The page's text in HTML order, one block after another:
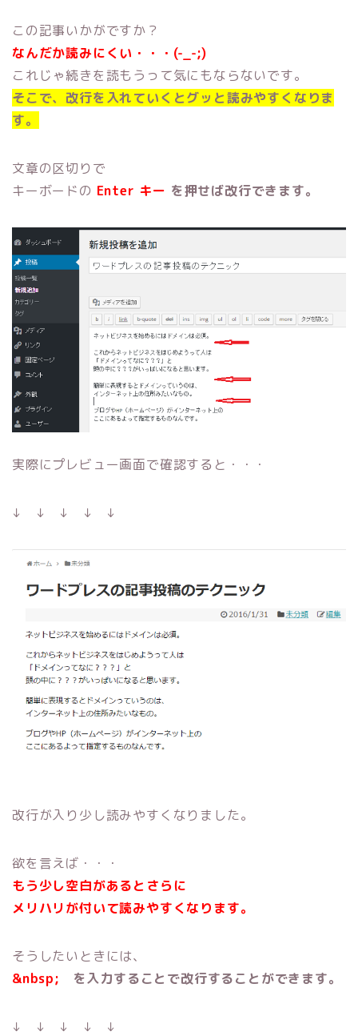
この記事いかがですか？
なんだか読みにくい・・・(-_-;)
これじゃ続きを読もうって気にもならないです。
そこで、改行を入れていくとグッと読みやすくなりま
す。
文章の区切りで
キーボードの Enter キー を押せば改行できます。
実際にプレビュー画面で確認すると・・・
↓ ↓ ↓ ↓ ↓
改行が入り少し読みやすくなりました。
欲を言えば・・・
もう少し空白があるとさらに
メリハリが付いて読みやすくなります。
そうしたいときには、
&nbsp; を入力することで改行することができます。
↓ ↓ ↓ ↓ ↓